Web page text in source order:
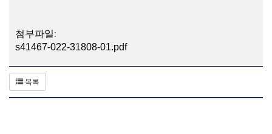
첨부파일:
s41467-022-31808-01.pdf
목록